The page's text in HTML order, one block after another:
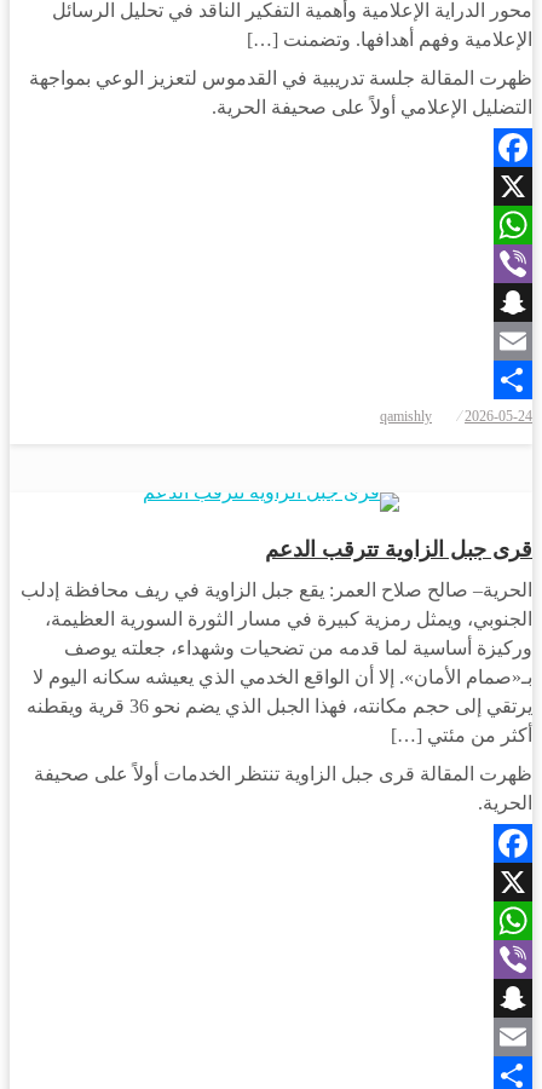
محور الدراية الإعلامية وأهمية التفكير الناقد في تحليل الرسائل
الإعلامية وفهم أهدافها. وتضمنت […]
ظهرت المقالة جلسة تدريبية في القدموس لتعزيز الوعي بمواجهة
التضليل الإعلامي أولاً على صحيفة الحرية.
Facebook
X
WhatsApp
Viber
Snapchat
Email
Share
في
2026-05-24
qamishly
قرى جبل الزاوية تترقب الدعم
الحرية– صالح صلاح العمر: يقع جبل الزاوية في ريف محافظة إدلب
الجنوبي، ويمثل رمزية كبيرة في مسار الثورة السورية العظيمة،
وركيزة أساسية لما قدمه من تضحيات وشهداء، جعلته يوصف
بـ«صمام الأمان». إلا أن الواقع الخدمي الذي يعيشه سكانه اليوم لا
يرتقي إلى حجم مكانته، فهذا الجبل الذي يضم نحو 36 قرية ويقطنه
أكثر من مئتي […]
ظهرت المقالة قرى جبل الزاوية تنتظر الخدمات أولاً على صحيفة
الحرية.
Facebook
X
WhatsApp
Viber
Snapchat
Email